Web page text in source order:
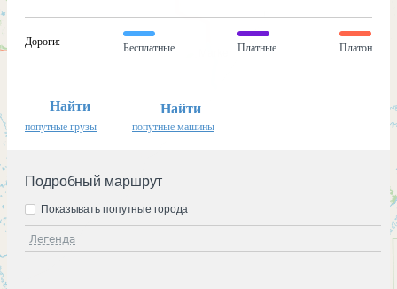
Дороги:
Бесплатные Платные Платон
Найти
попутные грузы
Найти
попутные машины
Подробный маршрут
Легенда
Показывать попутные города